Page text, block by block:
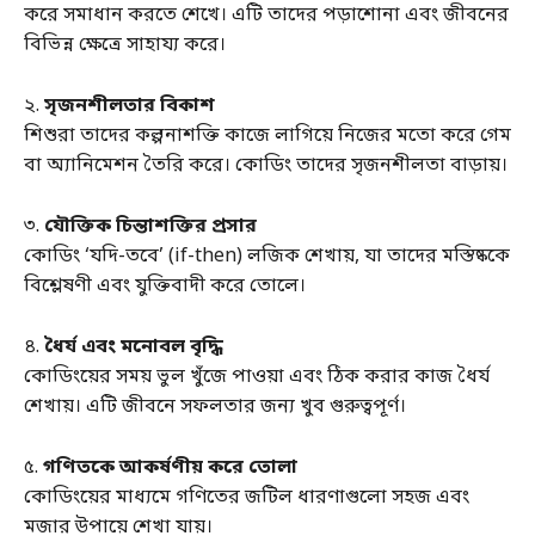
করে সমাধান করতে শেখে। এটি তাদের পড়াশোনা এবং জীবনের
বিভিন্ন ক্ষেত্রে সাহায্য করে।
২. সৃজনশীলতার বিকাশ
শিশুরা তাদের কল্পনাশক্তি কাজে লাগিয়ে নিজের মতো করে গেম
বা অ্যানিমেশন তৈরি করে। কোডিং তাদের সৃজনশীলতা বাড়ায়।
৩. যৌক্তিক চিন্তাশক্তির প্রসার
কোডিং ‘যদি-তবে’ (if-then) লজিক শেখায়, যা তাদের মস্তিষ্ককে
বিশ্লেষণী এবং যুক্তিবাদী করে তোলে।
৪. ধৈর্য এবং মনোবল বৃদ্ধি
কোডিংয়ের সময় ভুল খুঁজে পাওয়া এবং ঠিক করার কাজ ধৈর্য
শেখায়। এটি জীবনে সফলতার জন্য খুব গুরুত্বপূর্ণ।
৫. গণিতকে আকর্ষণীয় করে তোলা
কোডিংয়ের মাধ্যমে গণিতের জটিল ধারণাগুলো সহজ এবং
মজার উপায়ে শেখা যায়।